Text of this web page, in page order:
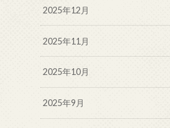
2025年12月
2025年11月
2025年10月
2025年9月